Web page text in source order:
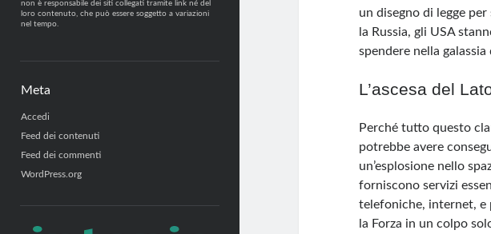
non è responsabile dei siti collegati tramite link né del
loro contenuto, che può essere soggetto a variazioni
nel tempo.
Meta
Accedi
Feed dei contenuti
Feed dei commenti
WordPress.org
un disegno di legge
la Russia, gli USA
spendere nella galassia
L’ascesa del
Perché tutto questo
potrebbe avere
un’esplosione nello
forniscono servizi
telefoniche, internet, e
la Forza in un colpo